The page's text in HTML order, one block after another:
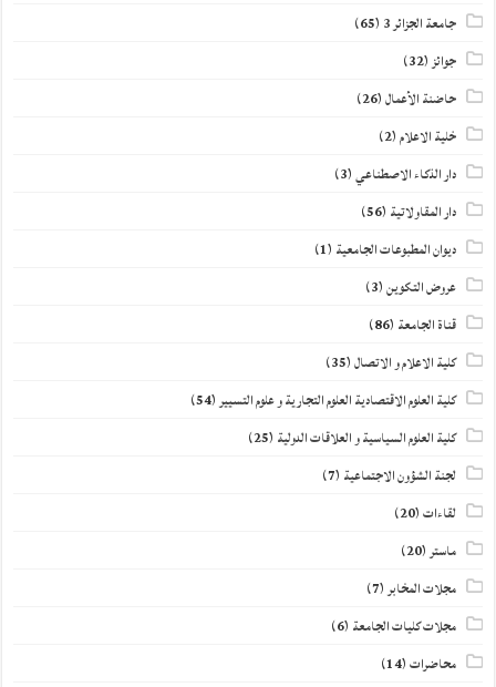
جامعة الجزائر 3 (65)
جوائز(32)
حاضنة الأعمال(26)
خلية الاعلام(2)
دار الذكاء الاصطناعي(3)
دار المقاولاتية (56)
ديوان المطبوعات الجامعية (1)
عروض التكوين(3)
قناة الجامعة (86)
كلية الاعلام و الاتصال(35)
كلية العلوم الاقتصادية العلوم التجارية و علوم التسيير(54)
كلية العلوم السياسية و العلاقات الدولية (25)
لجنة الشؤون الاجتماعية (7)
لقاءات(20)
ماستر(20)
مجلات المخابر(7)
مجلات كليات الجامعة (6)
محاضرات(14)